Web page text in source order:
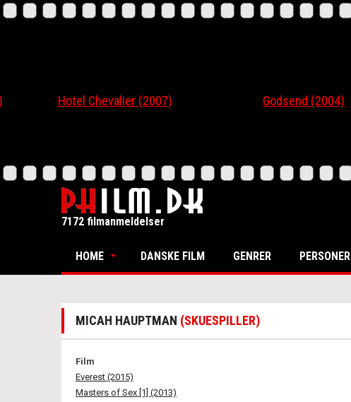
Hotel Chevalier (2007) Godsend (2004)
7172 filmanmeldelser
HOME DANSKE FILM GENRER PERSONER
MICAH HAUPTMAN (SKUESPILLER)
Film
Everest (2015)
Masters of Sex [1] (2013)